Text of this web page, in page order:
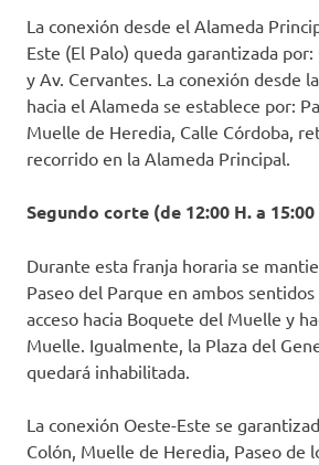
La conexión desde el Alameda
Este (El Palo) queda garantizada
y Av. Cervantes. La conexión desde
hacia el Alameda se establece por:
Muelle de Heredia, Calle Córdoba,
recorrido en la Alameda Principal.
Segundo corte (de 12:00 H. a 15:00
Durante esta franja horaria se
Paseo del Parque en ambos
acceso hacia Boquete del Muelle y
Muelle. Igualmente, la Plaza del
quedará inhabilitada.
La conexión Oeste-Este se
Colón, Muelle de Heredia, Paseo de